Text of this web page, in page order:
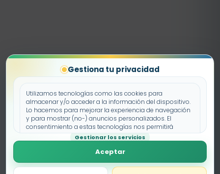
Gestiona tu privacidad
Utilizamos tecnologías como las cookies para
almacenar y/o acceder a la información del dispositivo.
Lo hacemos para mejorar la experiencia de navegación
y para mostrar (no-) anuncios personalizados. El
consentimiento a estas tecnologías nos permitirá
procesar datos como el comportamiento de
navegación o los ID's únicos en este sitio. No consentir o
retirar el consentimiento, puede afectar negativamente a
Gestionar los servicios
Aceptar